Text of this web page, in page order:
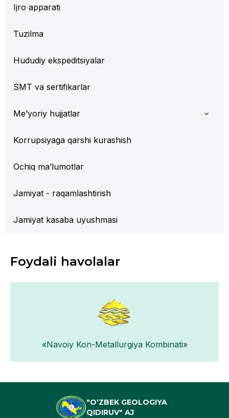
Ijro apparati
Tuzilma
Hududiy ekspeditsiyalar
SMT va sertifikarlar
Me’yoriy hujjatlar
Korrupsiyaga qarshi kurashish
Ochiq ma’lumotlar
Jamiyat - raqamlashtirish
Jamiyat kasaba uyushmasi
Foydali havolalar
«Navoiy Kon-Metallurgiya Kombinati»
"O‘ZBEK GEOLOGIYA
QIDIRUV" AJ